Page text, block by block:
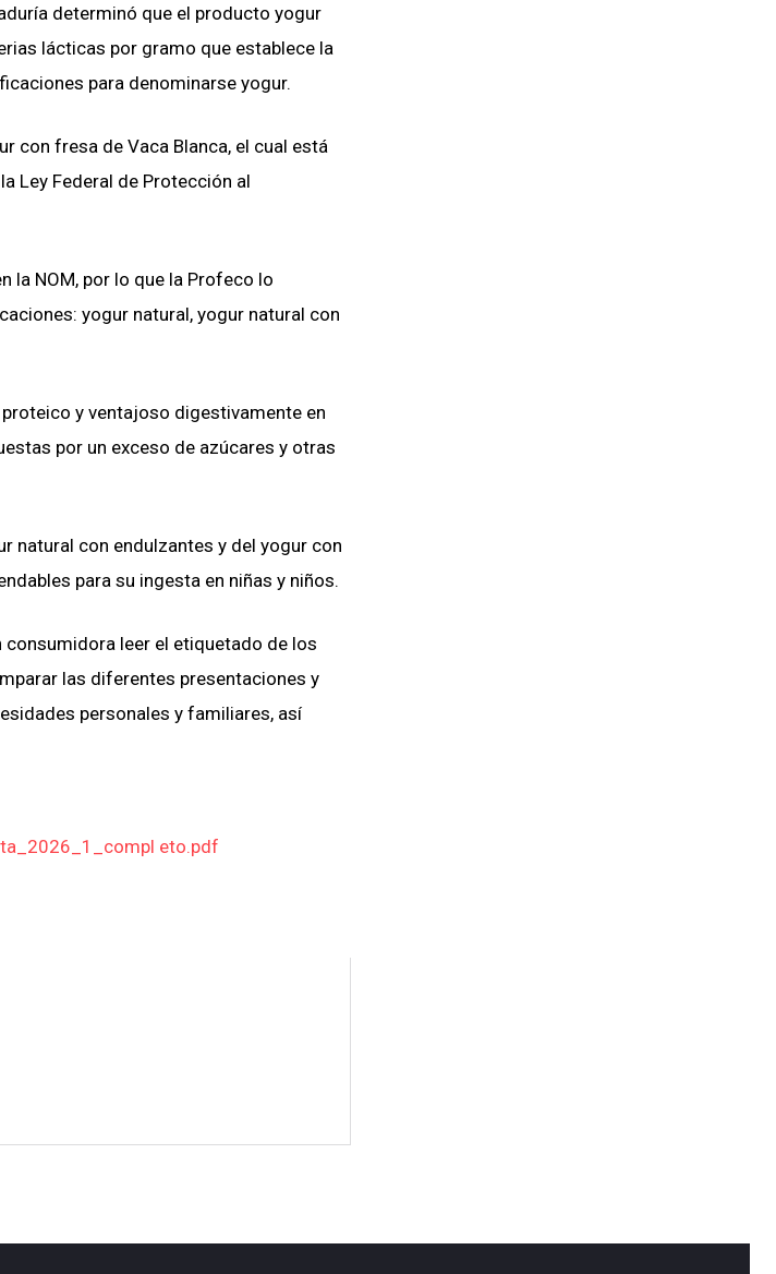
determinó que el producto yogur
lácticas por gramo que establece la
para denominarse yogur.
con fresa de Vaca Blanca, el cual está
Ley Federal de Protección al
la NOM, por lo que la Profeco lo
yogur natural, yogur natural con
y ventajoso digestivamente en
por un exceso de azúcares y otras
natural con endulzantes y del yogur con
para su ingesta en niñas y niños.
consumidora leer el etiquetado de los
las diferentes presentaciones y
personales y familiares, así
eto.pdf